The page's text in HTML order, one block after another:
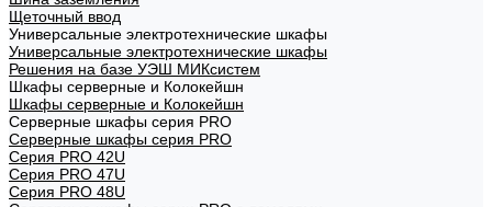
Щеточный ввод
Универсальные электротехнические шкафы
Универсальные электротехнические шкафы
Решения на базе УЭШ МИКсистем
Шкафы серверные и Колокейшн
Шкафы серверные и Колокейшн
Серверные шкафы серия PRO
Серверные шкафы серия PRO
Серия PRO 42U
Серия PRO 47U
Серия PRO 48U